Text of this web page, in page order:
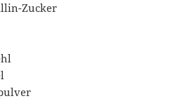
Zucker